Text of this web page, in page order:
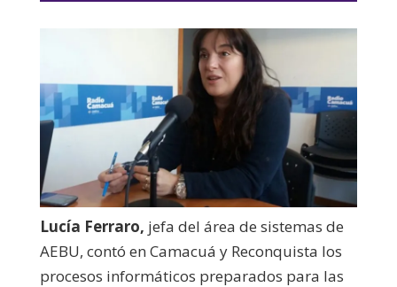
Lucía Ferraro, jefa del área de sistemas de
AEBU, contó en Camacuá y Reconquista los
procesos informáticos preparados para las